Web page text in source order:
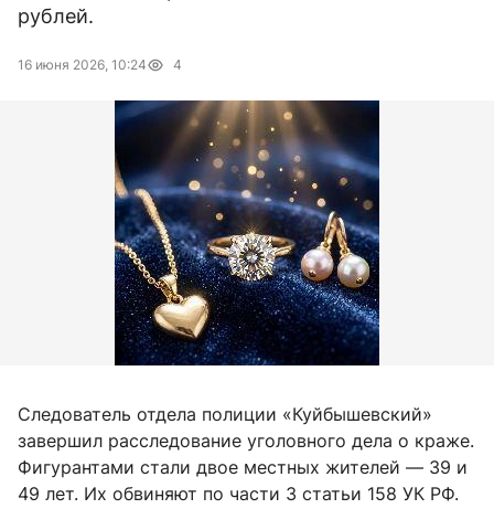
рублей.
16 июня 2026, 10:24 4
Следователь отдела полиции «Куйбышевский»
завершил расследование уголовного дела о краже.
Фигурантами стали двое местных жителей — 39 и
49 лет. Их обвиняют по части 3 статьи 158 УК РФ.